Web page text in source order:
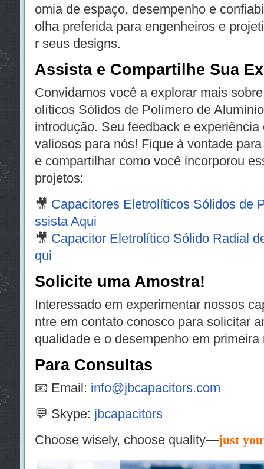
omia de espaço, desempenho e
olha preferida para engenheiros e
r seus designs.
Assista e Compartilhe Sua
Convidamos você a explorar mais
olíticos Sólidos de Polímero de
introdução. Seu feedback e
valiosos para nós! Fique à vontade
e compartilhar como você incorporou
projetos:
🎥 Capacitores Eletrolíticos Sólidos de
ssista Aqui
🎥 Capacitor Eletrolítico Sólido Radial
qui
Solicite uma Amostra!
Interessado em experimentar nossos
ntre em contato conosco para solicitar
qualidade e o desempenho em primeira
Para Consultas
📧 Email: info@jbcapacitors.com
💬 Skype: jbcapacitors
Choose wisely, choose quality—just